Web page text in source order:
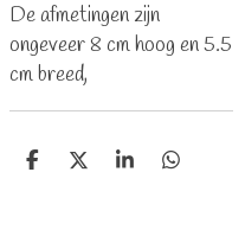
De afmetingen zijn
ongeveer 8 cm hoog en 5.5
cm breed,
D
D
S
D